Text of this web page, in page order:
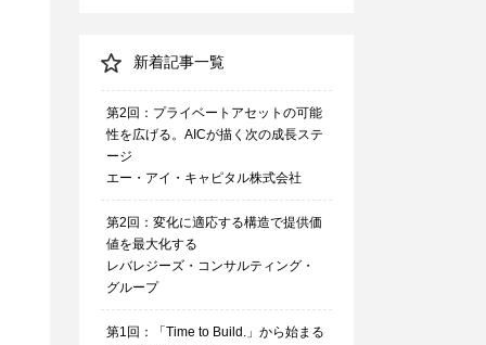
新着記事一覧
第2回：プライベートアセットの可能
性を広げる。AICが描く次の成長ステ
ージ
エー・アイ・キャピタル株式会社
第2回：変化に適応する構造で提供価
値を最大化する
レバレジーズ・コンサルティング・
グループ
第1回：「Time to Build.」から始まる